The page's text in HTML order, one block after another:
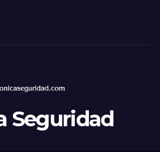
Seguridad